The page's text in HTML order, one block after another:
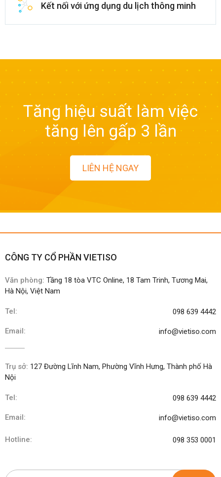
Kết nối với ứng dụng du lịch thông minh
Tăng hiệu suất làm việc
tăng lên gấp 3 lần
LIÊN HỆ NGAY
CÔNG TY CỔ PHẦN VIETISO
Văn phòng: Tầng 18 tòa VTC Online, 18 Tam Trinh, Tương Mai,
Hà Nội, Việt Nam
Tel: 098 639 4442
Email: info@vietiso.com
Trụ sở: 127 Đường Lĩnh Nam, Phường Vĩnh Hưng, Thành phố Hà
Nội
Tel: 098 639 4442
Email: info@vietiso.com
Hotline: 098 353 0001